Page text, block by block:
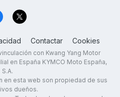
Contactar Cookies
con Kwang Yang Motor
en España KYMCO Moto España,
S.A.
en esta web son propiedad de sus
dueños.